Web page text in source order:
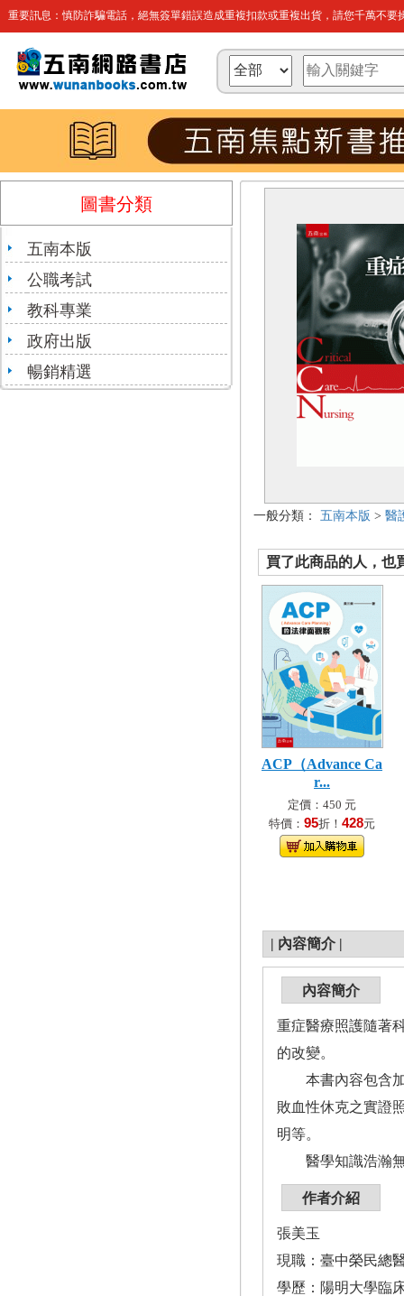
重要訊息：慎防詐騙電話，絕無簽單錯誤造成重複扣款或重複出貨，請您千萬不要
圖書分類
五南本版
公職考試
教科專業
政府出版
暢銷精選
一般分類： 五南本版 > 醫
買了此商品的人，也
ACP（Advance Ca
r...
定價：450 元
特價： 95折！ 428元
| 內容簡介 |
內容簡介
重症醫療照護隨著
的改變。
本書內容包含加
敗血性休克之實證
明等。
醫學知識浩瀚無
作者介紹
張美玉
現職：臺中榮民總
學歷：陽明大學臨